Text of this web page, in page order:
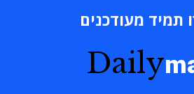
תמיד מעודכנים
Daily